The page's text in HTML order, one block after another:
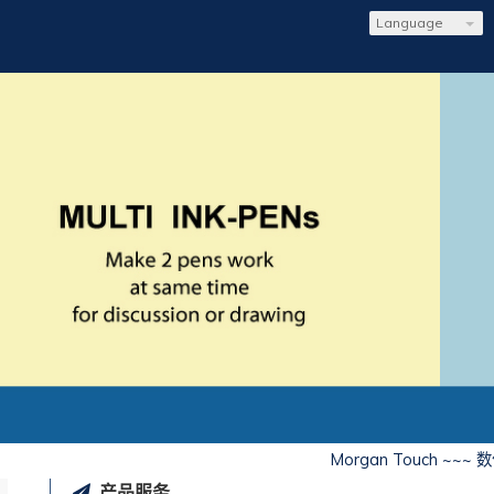
Language
Morgan Touch ~~~ 数